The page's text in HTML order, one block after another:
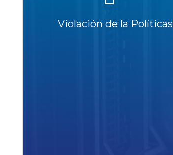
Violación de la Políticas